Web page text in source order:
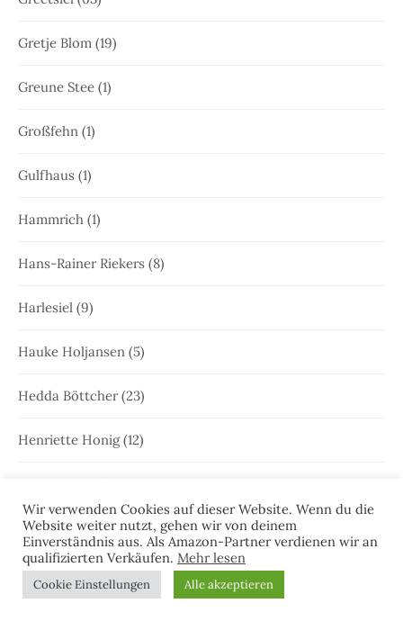
Gretje Blom (19)
Greune Stee (1)
Großfehn (1)
Gulfhaus (1)
Hammrich (1)
Hans-Rainer Riekers (8)
Harlesiel (9)
Hauke Holjansen (5)
Hedda Böttcher(23)
Henriette Honig(12)
(1)
Hooksiel (1)
Hörprobe(5)
Wir verwenden Cookies auf dieser Website. Wenn du die
Website weiter nutzt, gehen wir von deinem
Einverständnis aus. Als Amazon-Partner verdienen wir an
qualifizierten Verkäufen. Mehr lesen
Cookie Einstellungen Alle akzeptieren